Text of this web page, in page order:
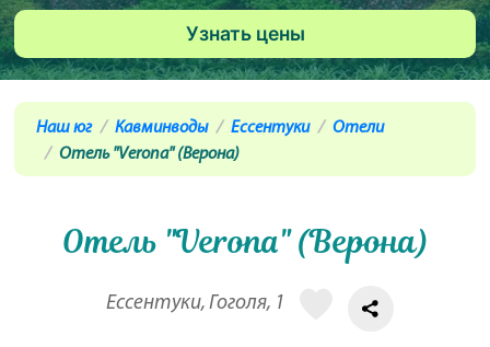
Наш юг Кавминводы Ессентуки
Отели
Отель "Verona" (Верона)
Отель "Verona" (Верона)
Ессентуки, Гоголя, 1